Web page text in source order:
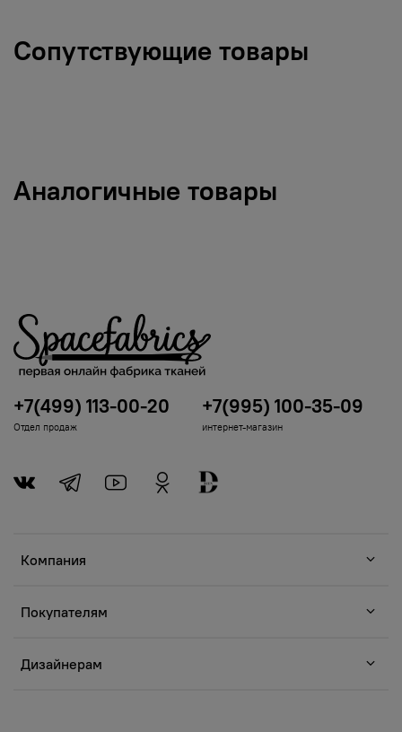
Сопутствующие товары
Аналогичные товары
Компания
Покупателям
Дизайнерам
+7(499) 113-00-20
Отдел продаж
+7(995) 100-35-09
интернет-магазин